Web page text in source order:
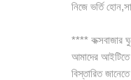
নিজে ভর্তি
**** কক্সবাজার
আমাদের আইটিতে
বিস্তারিত